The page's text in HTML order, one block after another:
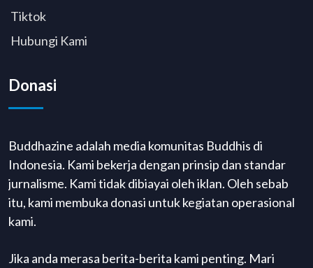
Tiktok
Hubungi Kami
Donasi
Buddhazine adalah media komunitas Buddhis di
Indonesia. Kami bekerja dengan prinsip dan standar
jurnalisme. Kami tidak dibiayai oleh iklan. Oleh sebab
itu, kami membuka donasi untuk kegiatan operasional
kami.
Jika anda merasa berita-berita kami penting. Mari